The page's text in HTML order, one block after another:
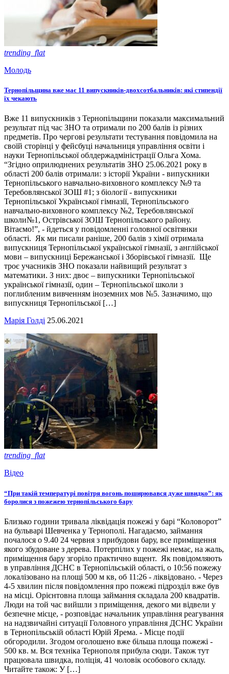
trending_flat
Молодь
Тернопільщина вже має 11 випускників-двохсотбальників: які стипендії
їх чекають
Вже 11 випускників з Тернопільщини показали максимальний
результат під час ЗНО та отримали по 200 балів із різних
предметів. Про чергові результати тестування повідомила на
своїй сторінці у фейсбуці начальниця управління освіти і
науки Тернопільської облдержадміністрації Ольга Хома.
“Згідно оприлюднених результатів ЗНО 25.06.2021 року в
області 200 балів отримали: з історії України - випускники
Тернопільського навчально-виховного комплексу №9 та
Теребовлянської ЗОШ #1; з біології - випускники
Тернопільської Української гімназії, Тернопільського
навчально-виховного комплексу №2, Теребовлянської
школи№1, Острівської ЗОШ Тернопільського району.
Вітаємо!”, - йдеться у повідомленні головної освітянки
області. Як ми писали раніше, 200 балів з хімії отримала
випускниця Тернопільської української гімназії, з англійської
мови – випускниці Бережанської і Зборівської гімназії. Ще
троє учасників ЗНО показали найвищий результат з
математики. З них: двоє – випускники Тернопільської
української гімназії, один – Тернопільської школи з
поглибленим вивченням іноземних мов №5. Зазначимо, що
випускниця Тернопільської […]
Марія Голді 25.06.2021
trending_flat
Відео
“При такій температурі повітря вогонь поширювався дуже швидко”: як
боролися з пожежею тернопільського бару
Близько години тривала ліквідація пожежі у барі “Коловорот”
на бульварі Шевченка у Тернополі. Нагадаємо, займання
почалося о 9.40 24 червня з прибудови бару, все приміщення
якого збудоване з дерева. Потерпілих у пожежі немає, на жаль,
приміщення бару згоріло практично вщент. Як повідомляють
в управління ДСНС в Тернопільській області, о 10:56 пожежу
локалізовано на площі 500 м кв, об 11:26 - ліквідовано. - Через
4-5 хвилин після повідомлення про пожежі підрозділ вже був
на місці. Орієнтовна площа займання складала 200 квадратів.
Люди на той час вийшли з приміщення, декого ми відвели у
безпечне місце, - розповідає начальник управління реагування
на надзвичайні ситуації Головного управління ДСНС України
в Тернопільській області Юрій Ярема. - Місце події
обгородили. Згодом оголошено вже більша площа пожежі -
500 кв. м. Вся техніка Тернополя прибула сюди. Також тут
працювала швидка, поліція, 41 чоловік особового складу.
Читайте також: У […]